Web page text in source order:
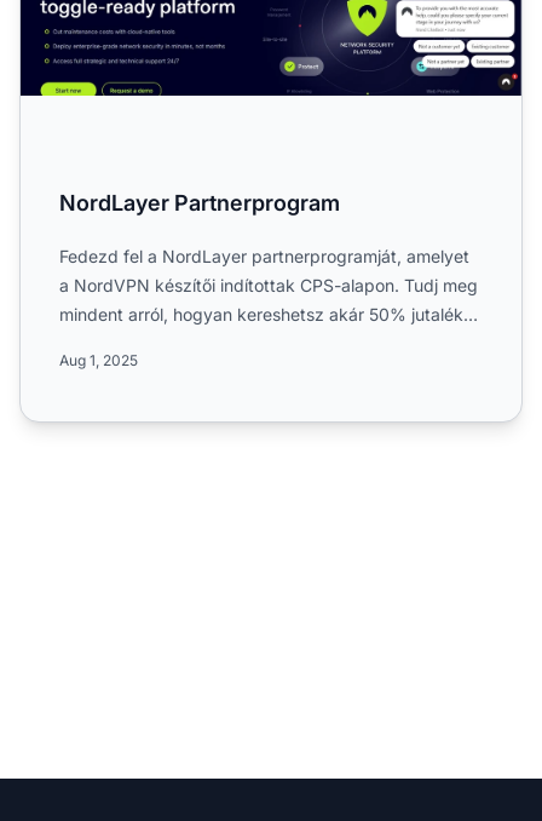
NordLayer Partnerprogram
Fedezd fel a NordLayer partnerprogramját, amelyet
a NordVPN készítői indítottak CPS-alapon. Tudj meg
mindent arról, hogyan kereshetsz akár 50% jutalékot
Aug 1, 2025